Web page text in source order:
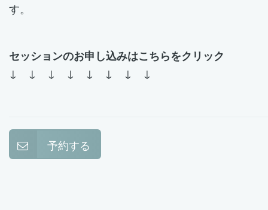
す。
セッションのお申し込みはこちらをクリック
↓ ↓ ↓ ↓ ↓ ↓ ↓ ↓
予約する